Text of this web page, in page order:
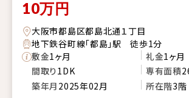
10万円
大阪市都島区都島北通１丁目
地下鉄谷町線「都島」駅 徒歩1分
敷金1ヶ月 礼金1ヶ月
間取り1DK 専有面積
築年月 2025年02月 所在階3階